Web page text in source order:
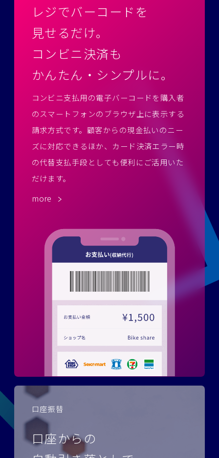
レジでバーコードを
見せるだけ。
コンビニ決済も
かんたん・シンプルに。
コンビニ支払用の電子バーコードを購入者
のスマートフォンのブラウザ上に表示する
請求方式です。 顧客からの現金払いのニー
ズに対応できるほか、カード決済エラー時
の代替支払手段としても便利にご活用いた
だけます。
more
口座振替
口座からの